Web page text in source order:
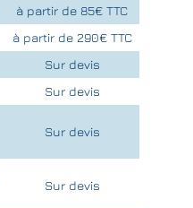
à partir de 85€ TTC
à partir de 290€ TTC
Sur devis
Sur devis
Sur devis
Sur devis